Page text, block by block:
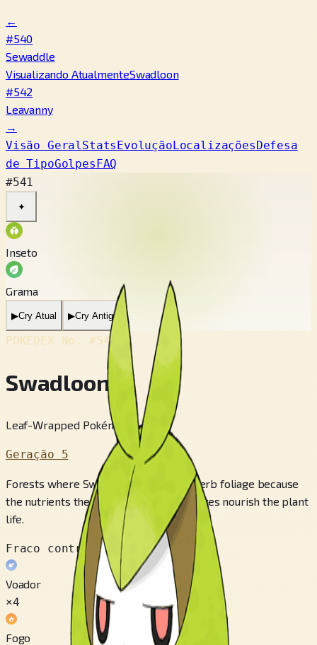
←
#540
Sewaddle
Visualizando AtualmenteSwadloon
#542
Leavanny
→
Visão GeralStatsEvoluçãoLocalizaçõesDefesa
de TipoGolpesFAQ
#541
✦
Inseto
Grama
▶Cry Atual ▶Cry Antigo
POKÉDEX No. #541
Swadloon
Leaf-Wrapped Pokémon
Geração 5
Forests where Swadloon live have superb foliage because
the nutrients they make from fallen leaves nourish the plant
life.
Fraco contra
Voador
×4
Fogo